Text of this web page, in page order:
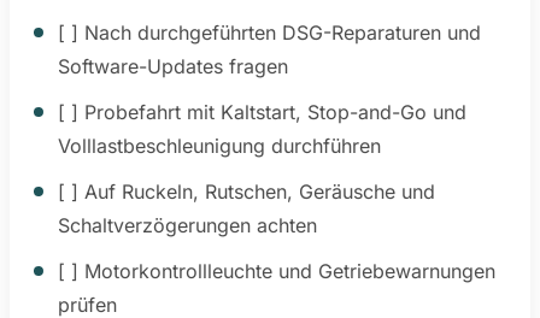
[ ] Nach durchgeführten DSG-Reparaturen und
Software-Updates fragen
[ ] Probefahrt mit Kaltstart, Stop-and-Go und
Volllastbeschleunigung durchführen
[ ] Auf Ruckeln, Rutschen, Geräusche und
Schaltverzögerungen achten
[ ] Motorkontrollleuchte und Getriebewarnungen
prüfen